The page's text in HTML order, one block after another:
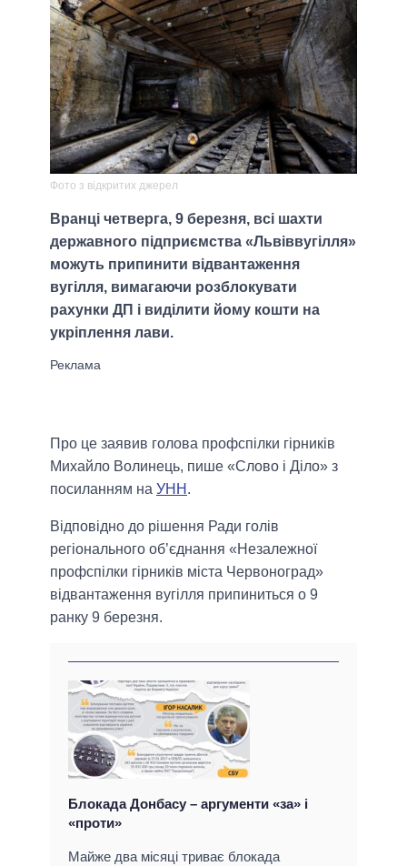
Фото з відкритих джерел
Вранці четверга, 9 березня, всі шахти
державного підприємства «Львіввугілля»
можуть припинити відвантаження
вугілля, вимагаючи розблокувати
рахунки ДП і виділити йому кошти на
укріплення лави.
Про це заявив голова профспілки гірників
Михайло Волинець, пише «Слово і Діло» з
посиланням на УНН .
Відповідно до рішення Ради голів
регіонального об’єднання «Незалежної
профспілки гірників міста Червоноград»
відвантаження вугілля припиниться о 9
ранку 9 березня.
Блокада Донбасу – аргументи «за» і
«проти»
Майже два місяці триває блокада